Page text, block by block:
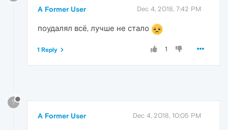
A Former User Dec 4, 2018, 7:42 PM
поудалял всё, лучше не стало
1
1 Reply
?
A Former User Dec 4, 2018, 10:05 PM